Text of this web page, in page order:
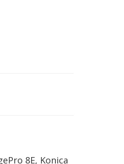
8E, Konica